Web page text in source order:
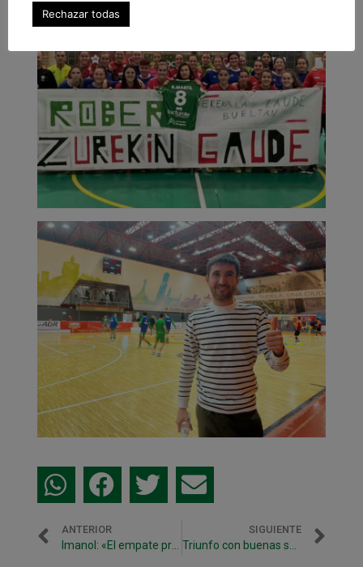
ANTERIOR
Imanol: «El empate probablemente sea justo»
SIGUIENTE
Rechazar todas